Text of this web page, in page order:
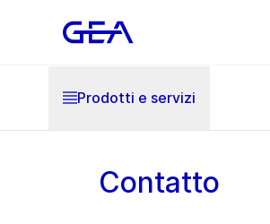
Prodotti e servizi
Contatto